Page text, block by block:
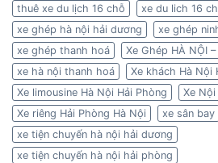
thuê xe du lịch 16 chỗ
xe du lich 16
xe ghép hà nội hải dương
xe ghép
xe ghép thanh hoá
Xe Ghép HÀ NỘI –
xe hà nội thanh hoá
Xe khách Hà Nội
Xe limousine Hà Nội Hải Phòng
Xe Nội
Xe riêng Hải Phòng Hà Nội
xe sân bay
xe tiện chuyến hà nội hải dương
xe tiện chuyến hà nội hải phòng